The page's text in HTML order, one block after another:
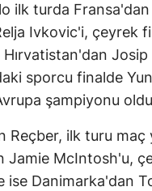
ilk turda
Ivkovic'i, çeyrek
Josip
sporcu finalde
şampiyonu
Reçber, ilk turu maç
McIntosh'u,
ise Danimarka'dan